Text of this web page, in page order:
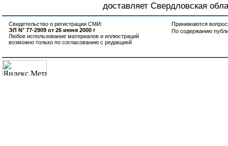
доставляет Свердловская
Свидетельство о регистрации СМИ:
ЭЛ N° 77-2909 от 26 июня 2000 г
Любое использование материалов и иллюстраций
возможно только по согласованию с редакцией
Принимаются
По содержанию